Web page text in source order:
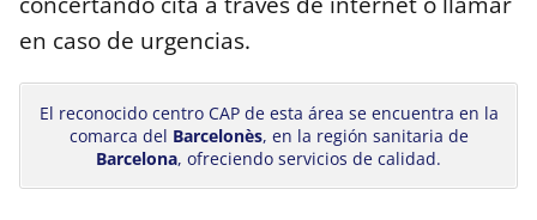
en caso de urgencias.
El reconocido centro CAP de esta área se encuentra en la
comarca del Barcelonès, en la región sanitaria de
Barcelona, ofreciendo servicios de calidad.